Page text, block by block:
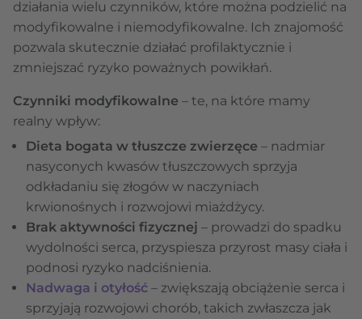
działania wielu czynników, które można podzielić na
modyfikowalne i niemodyfikowalne. Ich znajomość
pozwala skutecznie działać profilaktycznie i
zmniejszać ryzyko poważnych powikłań.
Czynniki modyfikowalne – te, na które mamy
realny wpływ:
Dieta bogata w tłuszcze zwierzęce – nadmiar
nasyconych kwasów tłuszczowych sprzyja
odkładaniu się złogów w naczyniach
krwionośnych i rozwojowi miażdżycy.
Brak aktywności fizycznej – prowadzi do spadku
wydolności serca, przyspiesza przyrost masy ciała i
podnosi ryzyko nadciśnienia.
Nadwaga i otyłość – zwiększają obciążenie serca i
sprzyjają rozwojowi chorób, takich zwłaszcza jak